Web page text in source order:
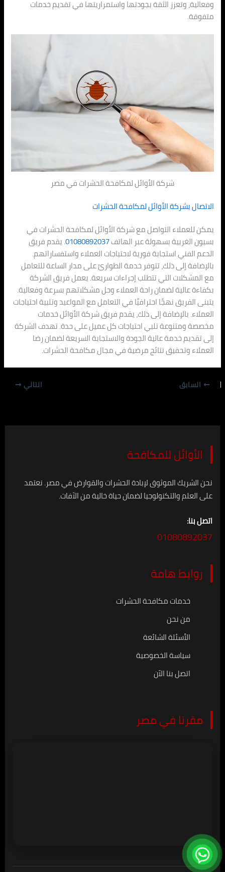
وفعالية، وتعزز الثقة بجودتها واستمراريتها في تقديم خدمات
متفوقة.
شركة الأوائل لمكافحة الحشرات في مصر
الاتصال بشركة الأوائل لمكافحة الحشرات
يمكن للعملاء التواصل مع شركة الأوائل لمكافحة الحشرات في
بسيون الغربية بسهولة عبر الهاتف01080892037. يقدم فريق
الدعم الفني استجابة فورية لاحتياجات العملاء واستفساراتهم.
بالإضافة إلى ذلك، تتوفر خدمة الطوارئ على مدار الساعة للتعامل
مع المشكلات التي تتطلب إجراءات سريعة. يعمل فريق الشركة
بكفاءة عالية لضمان راحة العملاء وحل مشكلاتهم بسرعة وفعالية.
يتبنى الفريق نهجًا احترافيًا في التعامل مع المواعيد وتلبية احتياجات
العملاء. بالإضافة إلى ذلك، يقدم فريق شركة الأوائل خدمات
مخصصة ومتنوعة تلبي احتياجات كل عميل على حدة. تهدف الشركة
إلى تقديم خدمة عالية الجودة والاستجابة السريعة لضمان رضا
العملاء وتحقيق نتائج مرضية في مجال مكافحة الحشرات.
السابق التالي
الأوائل للمكافحة
نحن الشريك الموثوق لإبادة الحشرات والقوارض في مصر. نعتمد
على العلم والتكنولوجيا لضمان حياة خالية من الآفات.
اتصل بنا:
01080892037
روابط هامة
خدمات مكافحة الحشرات
من نحن
الأسئلة الشائعة
سياسة الخصوصية
اتصل بنا الآن
مقرنا في مصر